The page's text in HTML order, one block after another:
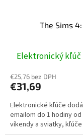
The Sims
Elektronický kľúč
€25,76 bez DPH
€31,69
Elektronické kľúče
emailom do 1 hodiny
víkendy a sviatky,